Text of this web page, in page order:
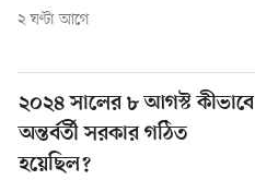
২ ঘণ্টা আগে
২০২৪ সালের ৮ আগস্ট কীভাবে
অন্তর্বর্তী সরকার গঠিত
হয়েছিল?